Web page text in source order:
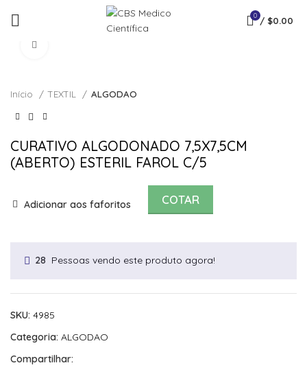
0 / $0.00
Início TEXTIL ALGODAO
CURATIVO ALGODONADO 7,5X7,5CM
(ABERTO) ESTERIL FAROL C/5
Adicionar aos faforitos COTAR
28 Pessoas vendo este produto agora!
SKU: 4985
Categoria: ALGODAO
Compartilhar: